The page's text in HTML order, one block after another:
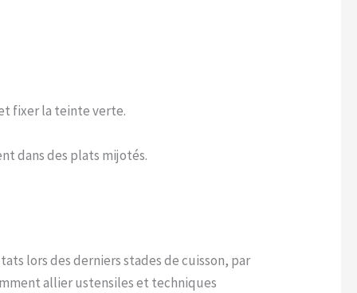
fixer la teinte verte.
dans des plats mijotés.
lors des derniers stades de cuisson, par
allier ustensiles et techniques